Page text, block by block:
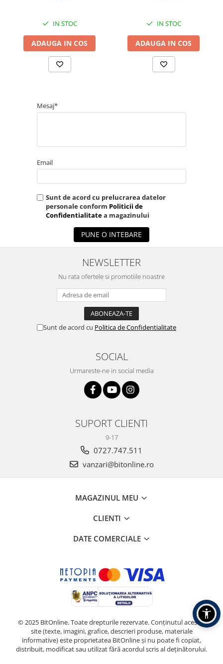
IN STOC
ADAUGA IN COS
IN STOC
ADAUGA IN COS
Mesaj*
Email
Sunt de acord cu prelucrarea datelor
personale conform Politicii de
Confidentialitatea magazinului
PUNE O INTEBARE
NEWSLETTER
Nu rata ofertele si promotiile noastre
Sunt de acord cu Politica de Confidentialitate
SOCIAL
Urmareste-ne in social media
SUPORT CLIENTI
9-17
0727.747.511
vanzari@bitonline.ro
MAGAZINUL MEU
CLIENTI
DATE COMERCIALE
© 2025 BitOnline. Toate drepturile rezervate. Conținutul acestui
site (texte, imagini, grafice, descrieri produse, materiale
informative) este proprietatea BitOnline și nu poate fi copiat,
distribuit, modificat sau utilizat fără acordul scris al deținătorului.